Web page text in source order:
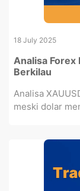
18 July 2025
Analisa Forex
Berkilau
Analisa
meski dolar